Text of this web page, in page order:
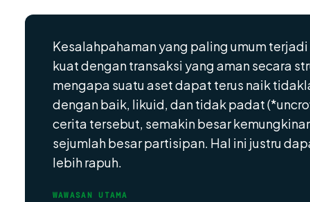
Kesalahpahaman yang paling umum
kuat dengan transaksi yang aman secara
mengapa suatu aset dapat terus naik
dengan baik, likuid, dan tidak padat
cerita tersebut, semakin besar
sejumlah besar partisipan. Hal ini justru
lebih rapuh.
WAWASAN UTAMA